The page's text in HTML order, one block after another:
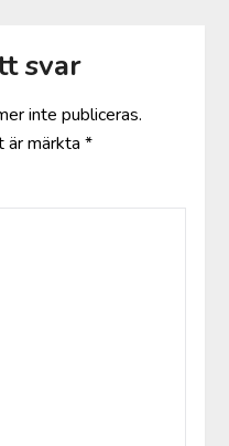
svar
inte publiceras.
är märkta *